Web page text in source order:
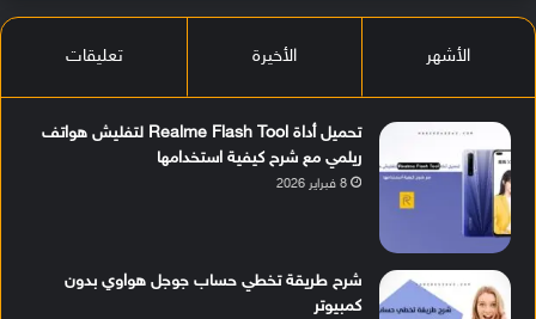
الأشهر الأخيرة تعليقات
تحميل أداة Realme Flash Tool لتفليش هواتف
ريلمي مع شرح كيفية استخدامها
8 فبراير 2026
شرح طريقة تخطي حساب جوجل هواوي بدون
كمبيوتر